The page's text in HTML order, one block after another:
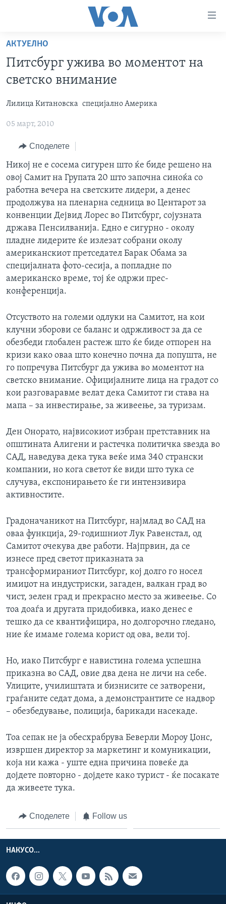
пристапност
Премини
на
главната
Премини
до
Пребарувај
РУБРИКИ
МАКЕДОНИЈА
СВЕТ
ЕКОНОМИЈА
ПОЛИТИКА
ЗДРАВЈЕ
НАУКА
УМЕТНОСТ И ЗАБАВА
ДОКУМЕНТАРЦИ
АРХИВИРАНА ПРОГРАМА
NEWSFLASH - АРХИВА
ВЕСТИ ОД САД ВО МИНУТА - АРХИВА
ИЗБОРИ ВО САД 2020 - АРХИВА
ЗА НАС
Learning English
Јазици
АКТУЕЛНО
Питсбург ужива во моментот на
светско внимание
Лилица Китановска специјално Америка
05 март, 2010
Споделете
Никој не е сосема сигурен што ќе биде решено на
овој Самит на Групата 20 што започна синоќа со
работна вечера на светските лидери, а денес
продолжува на пленарна седница во Центарот за
конвенции Дејвид Лорес во Питсбург, сојузната
држава Пенсилванија. Едно е сигурно - околу
пладне лидерите ќе излезат собрани околу
американскиот претседател Барак Обама за
специјалната фото-сесија, а попладне по
американско време, тој ќе одржи прес-
конференција.
Отсуството на големи одлуки на Самитот, на кои
клучни зборови се баланс и одржливост за да се
обезбеди глобален растеж што ќе биде отпорен на
кризи како оваа што конечно почна да попушта, не
го попречува Питсбург да ужива во моментот на
светско внимание. Официјалните лица на градот со
кои разговаравме велат дека Самитот ги става на
мапа – за инвестирање, за живеење, за туризам.
Ден Онорато, највисокиот избран претставник на
општината Алигени и растечка политичка ѕвезда во
САД, наведува дека тука веќе има 340 странски
компании, но кога светот ќе види што тука се
случува, експонирањето ќе ги интензивира
активностите.
Градоначаникот на Питсбург, најмлад во САД на
оваа функција, 29-годишниот Лук Равенстaл, од
Самитот очекува две работи. Најпрвин, да се
изнесе пред светот приказната за
трансформираниот Питсбург, кој долго го носел
имиџот на индустриски, загаден, валкан град во
чист, зелен град и прекрасно место за живеење. Со
тоа доаѓа и другата придобивка, иако денес е
тешко да се квантифицира, но долгорочно гледано,
ние ќе имаме голема корист од ова, вели тој.
Но, иако Питсбург е навистина голема успешна
приказна во САД, овие два дена не личи на себе.
Улиците, училиштата и бизнисите се затворени,
граѓаните седат дома, а демонстрантите се надвор
– обезбедување, полиција, барикади насекаде.
Тоа сепак не ја обесхрабрува Беверли Мороу Џонс,
извршен директор за маркетинг и комуникации,
која ни кажа - уште една причина повеќе да
дојдете повторно - дојдете како турист - ќе посакате
да живеете тука.
Споделете Follow us
НАКУСО...